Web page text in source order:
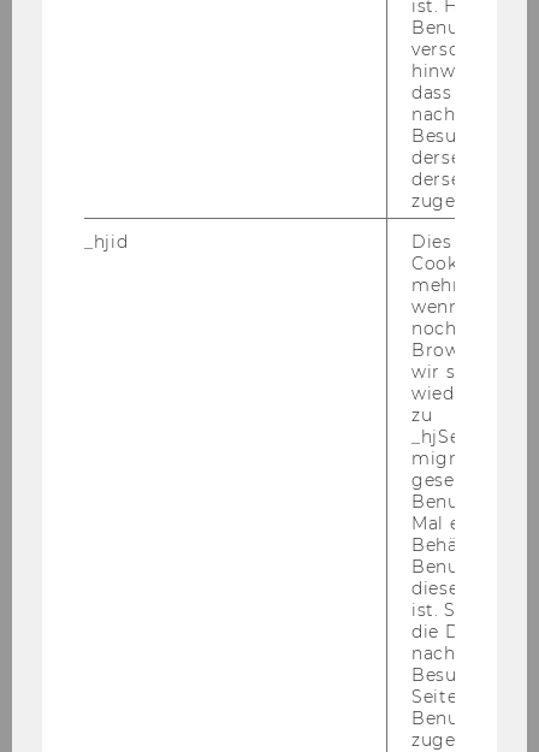
ist. Hotjar
Benutzer
verschiedene
hinweg.Stellt
dass Daten
Besuchen auf
derselben
derselben
zugeordnet
_hjid
Dies ist ein
Cookie, das
mehr setzen,
wenn ein
noch in
Browser hat,
wir seinen
zu
migrieren.
gesetzt,
Benutzer
Mal eine
Behält die
Benutzer-ID
diese Seite
ist. Stellt
die Daten von
Besuchen
Seite
Benutzer-ID
zugeordnet